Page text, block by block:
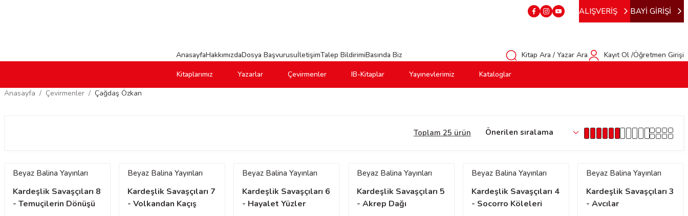
ALIŞVERİŞ BAYİ GİRİŞİ
AnasayfaHakkımızdaDosya BaşvurusuİletişimTalep BildirimiBasında Biz Kitap Ara / Yazar Ara
Kayıt Ol /Öğretmen Girişi
Kitaplarımız
Yazarlar Çevirmenler IB-Kitaplar Yayınevlerimiz
Kataloglar
Anasayfa
Çevirmenler Çağdaş Özkan
Toplam 25 ürün
Beyaz Balina Yayınları
Kardeşlik Savaşçıları 8
- Temuçilerin Dönüşü
Beyaz Balina Yayınları
Kardeşlik Savaşçıları 7
- Volkandan Kaçış
Beyaz Balina Yayınları
Kardeşlik Savaşçıları 6
- Hayalet Yüzler
Beyaz Balina Yayınları
Kardeşlik Savaşçıları 5
- Akrep Dağı
Beyaz Balina Yayınları
Kardeşlik Savaşçıları 4
- Socorro Köleleri
Beyaz Balina Yayınları
Kardeşlik Savaşçıları 3
- Avcılar